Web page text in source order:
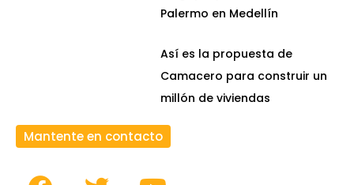
Palermo en Medellín
Así es la propuesta de
Camacero para construir un
millón de viviendas
Mantente en contacto